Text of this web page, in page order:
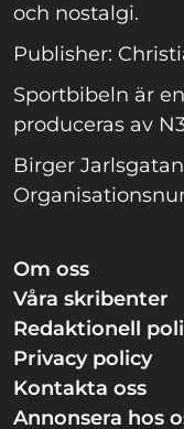
och nostalgi.
Publisher:
Sportbibeln är
produceras av
Birger Jarlsgatan
Om oss
Våra skribenter
Redaktionell
Privacy policy
Kontakta oss
Annonsera hos